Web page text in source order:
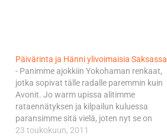
Päivärinta ja Hänni ylivoimaisia Saksassa
- Panimme ajokkiin Yokohaman renkaat,
jotka sopivat tälle radalle paremmin kuin
Avonit. Jo warm upissa alitimme
rataennätyksen ja kilpailun kuluessa
paransimme sitä vielä, joten nyt se on
virallisestikin nimissämme, Päivärinta
23 toukokuun, 2011